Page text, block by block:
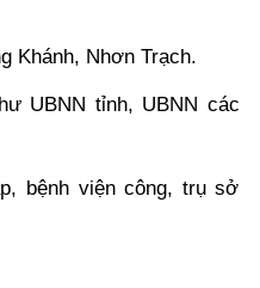
Khánh, Nhơn Trạch.
UBNN tỉnh, UBNN các
bệnh viện công, trụ sở